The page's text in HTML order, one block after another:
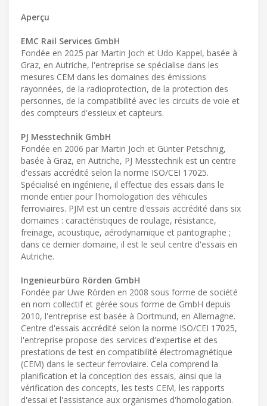
Aperçu
EMC Rail Services GmbH
Fondée en 2025 par Martin Joch et Udo Kappel, basée à
Graz, en Autriche, l'entreprise se spécialise dans les
mesures CEM dans les domaines des émissions
rayonnées, de la radioprotection, de la protection des
personnes, de la compatibilité avec les circuits de voie et
des compteurs d'essieux et capteurs.
PJ Messtechnik GmbH
Fondée en 2006 par Martin Joch et Günter Petschnig,
basée à Graz, en Autriche, PJ Messtechnik est un centre
d'essais accrédité selon la norme ISO/CEI 17025.
Spécialisé en ingénierie, il effectue des essais dans le
monde entier pour l'homologation des véhicules
ferroviaires. PJM est un centre d'essais accrédité dans six
domaines : caractéristiques de roulage, résistance,
freinage, acoustique, aérodynamique et pantographe ;
dans ce dernier domaine, il est le seul centre d'essais en
Autriche.
Ingenieurbüro Rörden GmbH
Fondée par Uwe Rörden en 2008 sous forme de société
en nom collectif et gérée sous forme de GmbH depuis
2010, l'entreprise est basée à Dortmund, en Allemagne.
Centre d'essais accrédité selon la norme ISO/CEI 17025,
l'entreprise propose des services d'expertise et des
prestations de test en compatibilité électromagnétique
(CEM) dans le secteur ferroviaire. Cela comprend la
planification et la conception des essais, ainsi que la
vérification des concepts, les tests CEM, les rapports
d'essai et l'assistance aux organismes d'homologation.